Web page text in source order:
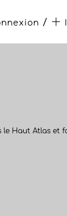
/
le Haut Atlas et